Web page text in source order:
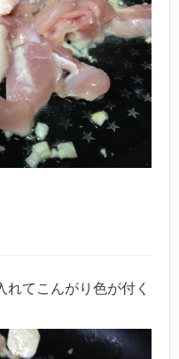
てこんがり色が付く